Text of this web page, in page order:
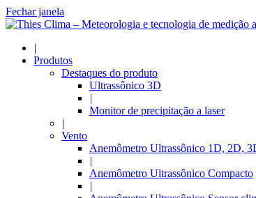
Fechar janela
|
Produtos
Destaques do produto
Ultrassônico 3D
|
Monitor de precipitação a laser
|
Vento
Anemômetro Ultrassônico 1D, 2D,
|
Anemômetro Ultrassônico Compacto
|